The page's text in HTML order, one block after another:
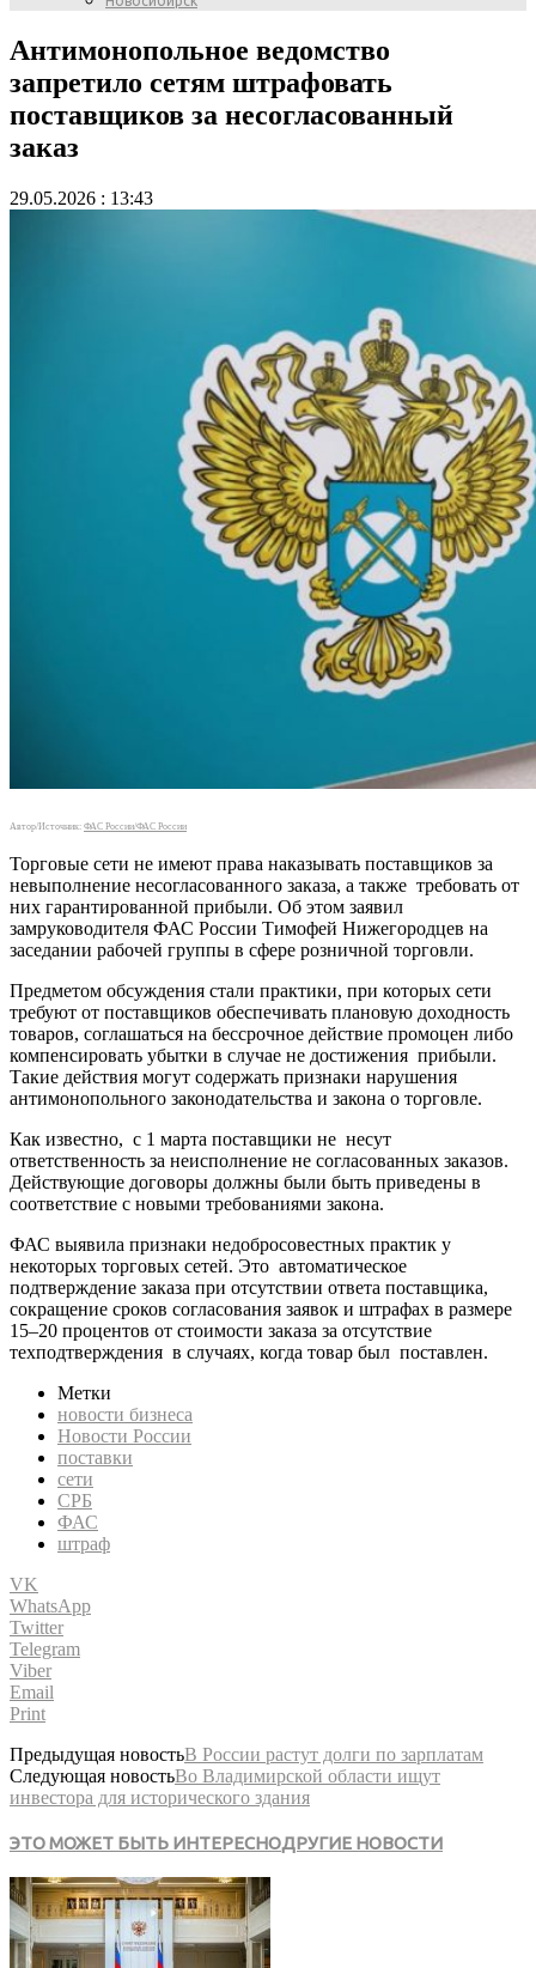
Антимонопольное ведомство
запретило сетям штрафовать
поставщиков за несогласованный
заказ
29.05.2026 : 13:43
Автор/Источник: ФАС России/ФАС России
Торговые сети не имеют права наказывать поставщиков за
невыполнение несогласованного заказа, а также требовать от
них гарантированной прибыли. Об этом заявил
замруководителя ФАС России Тимофей Нижегородцев на
заседании рабочей группы в сфере розничной торговли.
Предметом обсуждения стали практики, при которых сети
требуют от поставщиков обеспечивать плановую доходность
товаров, соглашаться на бессрочное действие промоцен либо
компенсировать убытки в случае не достижения прибыли.
Такие действия могут содержать признаки нарушения
антимонопольного законодательства и закона о торговле.
Как известно, с 1 марта поставщики не несут
ответственность за неисполнение не согласованных заказов.
Действующие договоры должны были быть приведены в
соответствие с новыми требованиями закона.
ФАС выявила признаки недобросовестных практик у
некоторых торговых сетей. Это автоматическое
подтверждение заказа при отсутствии ответа поставщика,
сокращение сроков согласования заявок и штрафах в размере
15–20 процентов от стоимости заказа за отсутствие
техподтверждения в случаях, когда товар был поставлен.
Метки
новости бизнеса
Новости России
поставки
сети
СРБ
ФАС
штраф
VK
WhatsApp
Twitter
Telegram
Viber
Email
Print
Предыдущая новостьВ России растут долги по зарплатам
Следующая новостьВо Владимирской области ищут
инвестора для исторического здания
ЭТО МОЖЕТ БЫТЬ ИНТЕРЕСНОДРУГИЕ НОВОСТИ